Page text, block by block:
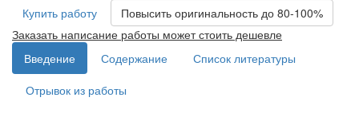
Купить работу
Повысить оригинальность до 80-100%
Заказать написание работы может стоить дешевле
Введение
Содержание
Список литературы
Отрывок из работы